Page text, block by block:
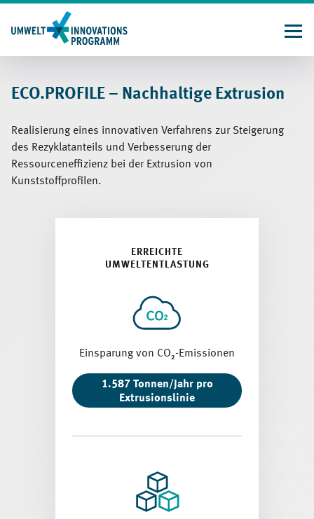
zum
ECO.PROFILE – Nachhaltige Extrusion
Realisierung eines innovativen Verfahrens zur Steigerung
des Rezyklatanteils und Verbesserung der
Ressourceneffizienz bei der Extrusion von
Kunststoffprofilen.
ERREICHTE
UMWELTENTLASTUNG
Einsparung von CO₂-Emissionen
1.587 Tonnen/Jahr pro
Extrusionslinie